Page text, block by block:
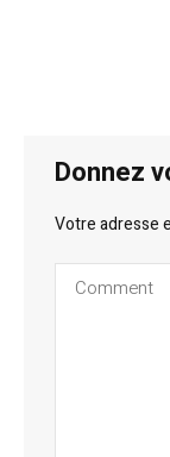
Donnez
Votre adresse